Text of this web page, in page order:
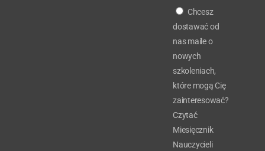
Chcesz
dostawać od
nas maile o
nowych
szkoleniach,
które mogą Cię
zainteresować?
Czytać
Miesięcznik
Nauczycieli